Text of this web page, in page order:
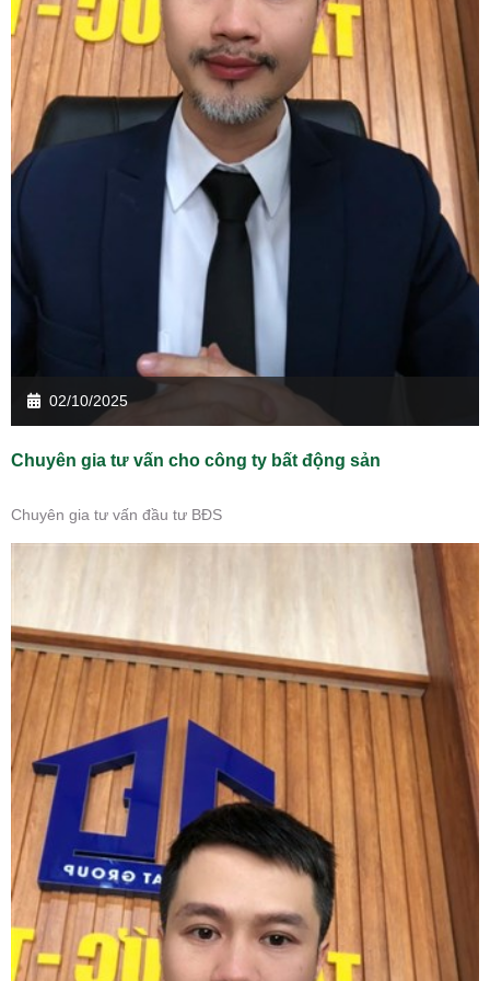
02/10/2025
Chuyên gia tư vấn cho công ty bất động sản
Chuyên gia tư vấn đầu tư BĐS